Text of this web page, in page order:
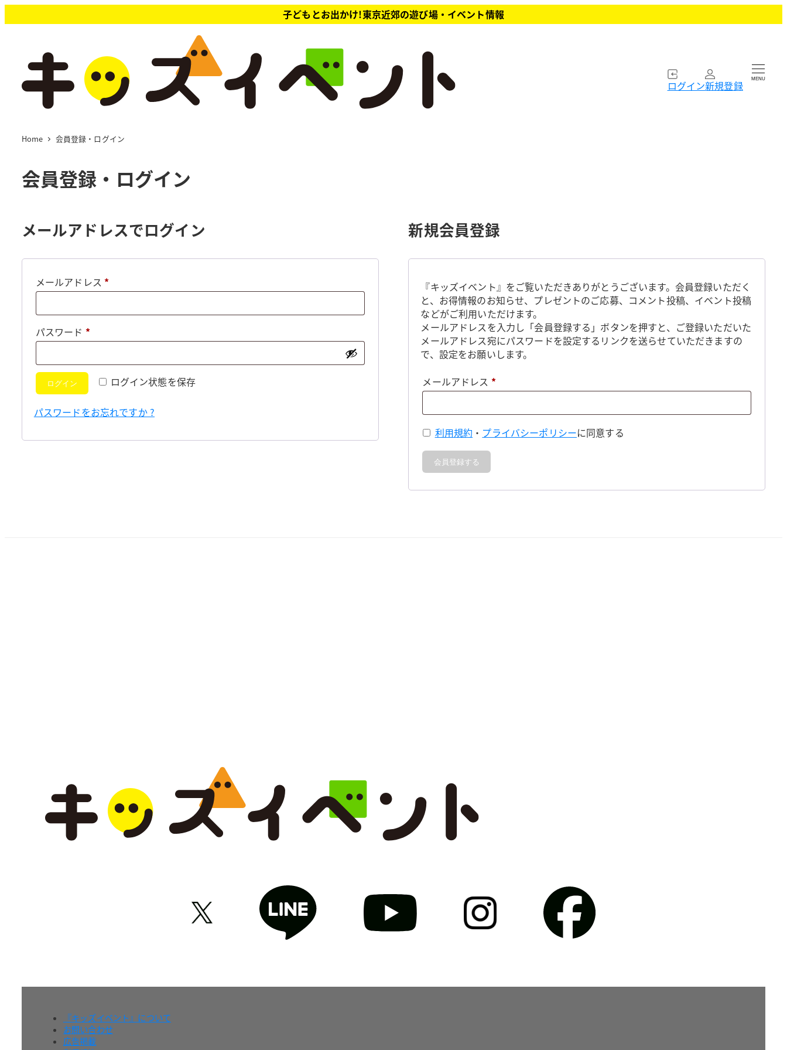
イ
子どもとお出かけ!東京近郊の遊び場・イベント情報
ログイン新規登録 MENU
Home 会員登録・ログイン
会員登録・ログイン
メールアドレスでログイン
メールアドレス *必
パスワード *必
ログイン状態を保存
ログイン
パスワードをお忘れですか ?
新規会員登録
『キッズイベント』をご覧いただきありがとうございます。会員登録いただく
と、お得情報のお知らせ、プレゼントのご応募、コメント投稿、イベント投稿
などがご利用いただけます。
メールアドレスを入力し「会員登録する」ボタンを押すと、ご登録いただいた
メールアドレス宛にパスワードを設定するリンクを送らせていただきますの
で、設定をお願いします。
メールアドレス *必
利用規約 ・ プライバシーポリシーに同意する
会員登録する
『キッズイベント』について
お問い合わせ
広告掲載